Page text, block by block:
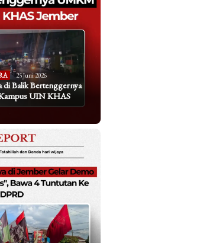
25 Juni 2026
di Balik Bertenggernya
UIN KHAS